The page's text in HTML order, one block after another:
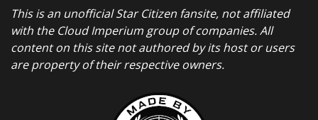
This is an unofficial Star Citizen fansite, not affiliated
with the Cloud Imperium group of companies. All
content on this site not authored by its host or users
are property of their respective owners.